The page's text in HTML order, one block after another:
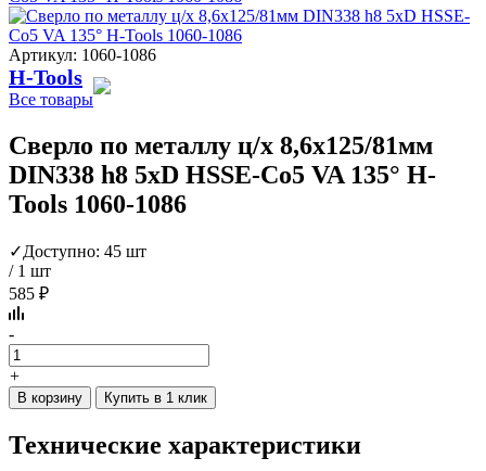
Артикул: 1060-1086
H-Tools
Все товары
Сверло по металлу ц/х 8,6x125/81мм
DIN338 h8 5xD HSSE-Co5 VA 135° H-
Tools 1060-1086
✓Доступно: 45 шт
/ 1 шт
585 ₽
-
+
В корзину Купить в 1 клик
Технические характеристики